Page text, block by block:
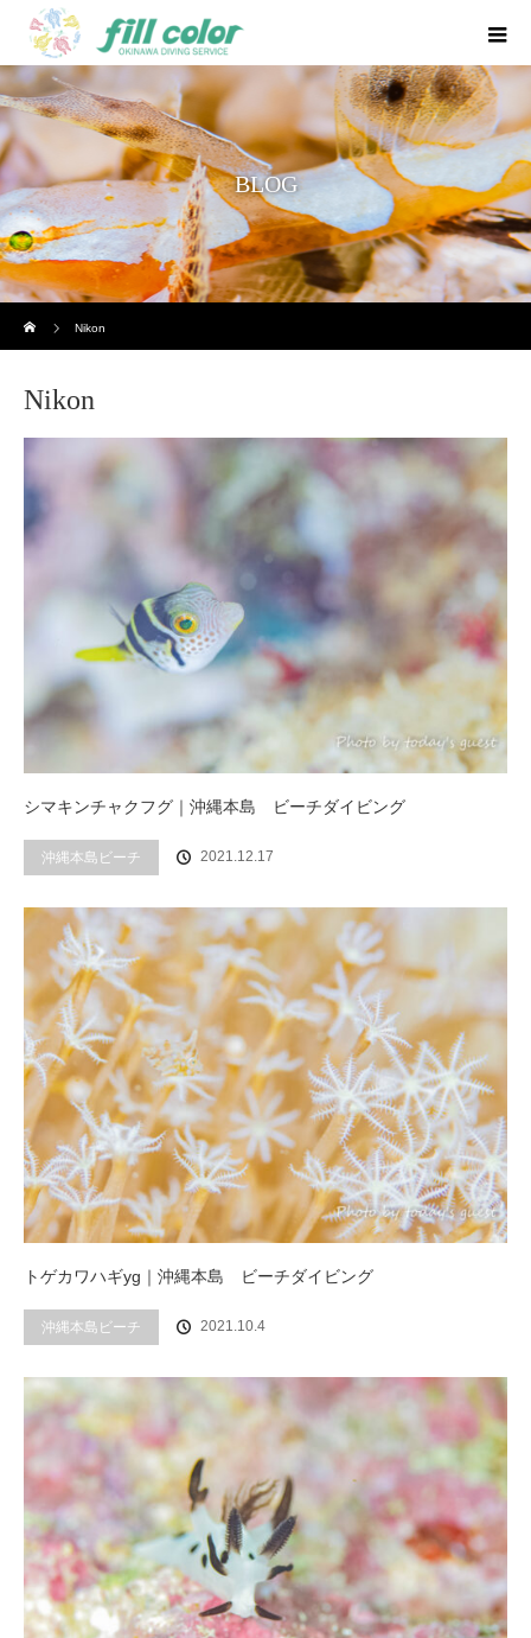
BLOG
Nikon
Nikon
シマキンチャクフグ｜沖縄本島 ビーチダイビング
沖縄本島ビーチ 2021.12.17
トゲカワハギyg｜沖縄本島 ビーチダイビング
沖縄本島ビーチ 2021.10.4